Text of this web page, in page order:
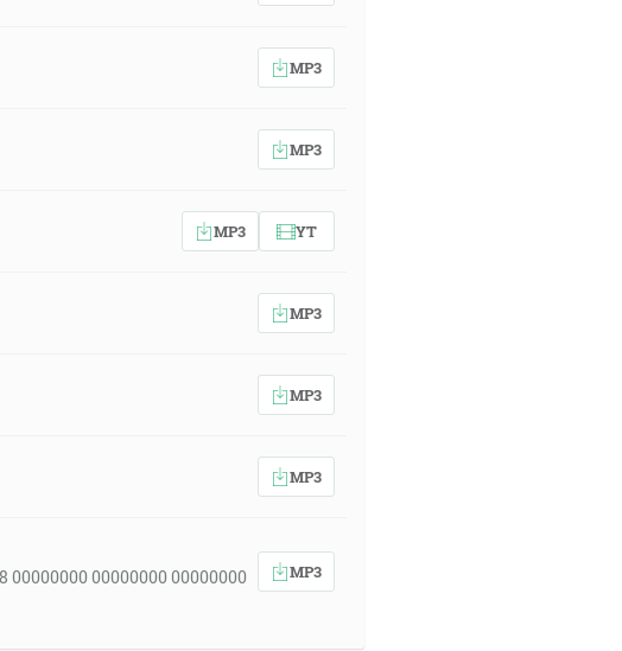
MP3
MP3
MP3 YT
MP3
MP3
MP3
00000000 00000000 00000000
MP3